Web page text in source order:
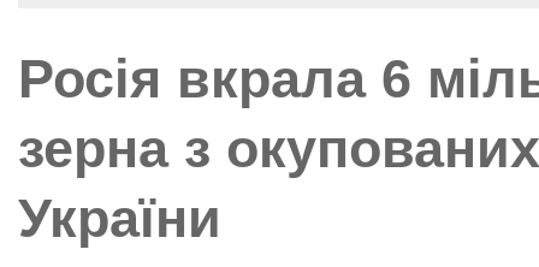
k
Росія вкрала 6
зерна з
України